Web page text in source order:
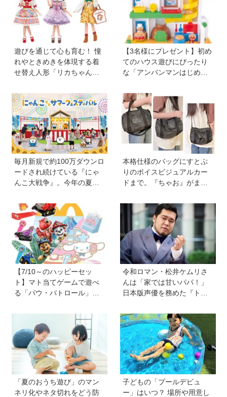
遊びを通じて心も育む！ 憧
れやときめきを体現する着
せ替え人形「リカちゃん」
けよう
【3名様にプレゼント】初め
てのハウス遊びにぴったり
な「アンパンマンはじめて
と指先あそびが盛りだくさ
ん♪
毎月新規で約100万ダウンロ
ードされ続けている『にゃ
んこ大戦争』。今年の夏は
人までファンがいるのはな
ぜ？
本格仕様のバッグにすとぷ
りのボイスビジュアルカー
ドまで。『ちゃお』がまた
【『ちゃお』8月号ふろく】
【7/10～のハッピーセッ
ト】マト当てゲームで遊べ
る「パウ・パトロール」＆
「シナモロール」が登場！
新しい「ほんのハッピーセ
ット」にも注目
令和ロマン・松井ケムリさ
んは「家では甘いパパ！」
日本版声優を務めた『ト
ジタル機器と子どもの関わ
り方に悩むパパママに観て
ほしい。子どもが観ればお
もちゃへの気持ちが変わる
かも！？」
「夏のおうち遊び」のマン
ネリ化やネタ切れをどう防
子どもの「プールデビュ
ー」はいつ？ 場所や用意し